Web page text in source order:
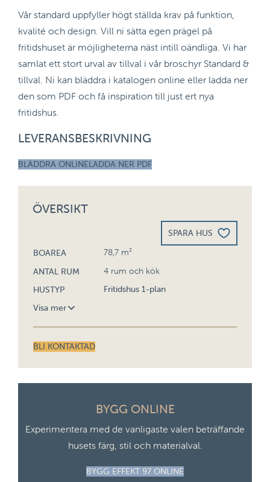
Vår standard uppfyller högt ställda krav på funktion,
kvalité och design. Vill ni sätta egen prägel på
fritidshuset är möjligheterna näst intill oändliga. Vi har
samlat ett stort urval av tillval i vår broschyr Standard &
tillval. Ni kan bläddra i katalogen online eller ladda ner
den som PDF och få inspiration till just ert nya
fritidshus.
LEVERANSBESKRIVNING
BLÄDDRA ONLINELADDA NER PDF
ÖVERSIKT
SPARA HUS
BOAREA
78,7 m²
ANTAL RUM
4 rum och kök
HUSTYP
Fritidshus 1-plan
Visa mer
BYGGYTA
ÖPPENAREA 7,2 m
NOCKHÖJD 4,368 m
BLI KONTAKTAD
BYGG ONLINE
Experimentera med de vanligaste valen beträffande
husets färg, stil och materialval.
BYGG EFFEKT 97 ONLINE